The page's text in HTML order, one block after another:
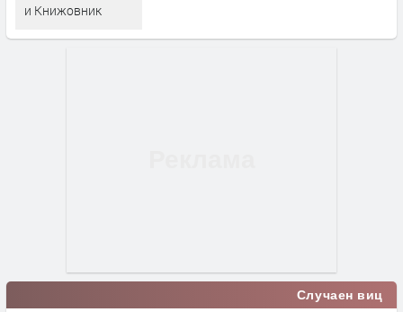
и Книжовник
Случаен виц